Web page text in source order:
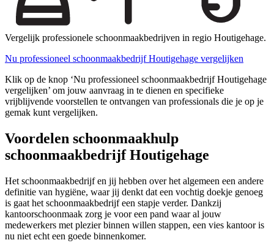
Vergelijk professionele schoonmaakbedrijven in regio Houtigehage.
Nu professioneel schoonmaakbedrijf Houtigehage vergelijken
Klik op de knop ‘Nu professioneel schoonmaakbedrijf Houtigehage
vergelijken’ om jouw aanvraag in te dienen en specifieke
vrijblijvende voorstellen te ontvangen van professionals die je op je
gemak kunt vergelijken.
Voordelen schoonmaakhulp
schoonmaakbedrijf Houtigehage
Het schoonmaakbedrijf en jij hebben over het algemeen een andere
definitie van hygiëne, waar jij denkt dat een vochtig doekje genoeg
is gaat het schoonmaakbedrijf een stapje verder. Dankzij
kantoorschoonmaak zorg je voor een pand waar al jouw
medewerkers met plezier binnen willen stappen, een vies kantoor is
nu niet echt een goede binnenkomer.